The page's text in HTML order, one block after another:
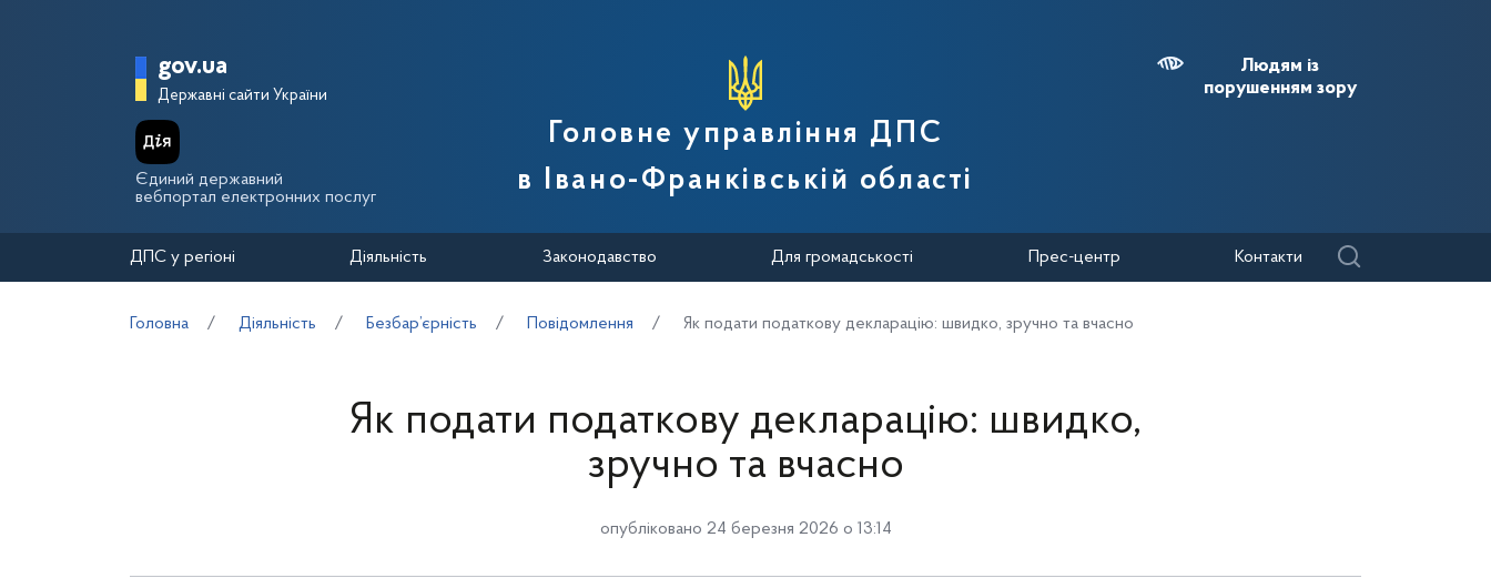
Головна сторінка Державної податкової служби України
gov.ua
Державні сайти України
Єдиний державний
вебпортал електронних послуг
Головне управління ДПС
в Івано-Франківській області
Людям із
порушенням зору
ДПС у регіоні Діяльність Законодавство Для громадськості Прес-центр Контакти
Головна Діяльність Безбар’єрність Повідомлення Як подати податкову декларацію: швидко, зручно та вчасно
Як подати податкову декларацію: швидко,
зручно та вчасно
опубліковано 24 березня 2026 о 13:14